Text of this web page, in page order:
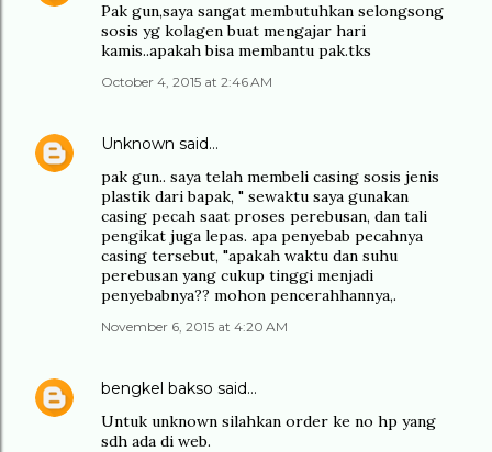
Pak gun,saya sangat membutuhkan selongsong
sosis yg kolagen buat mengajar hari
kamis..apakah bisa membantu pak.tks
October 4, 2015 at 2:46 AM
Unknown said…
pak gun.. saya telah membeli casing sosis jenis
plastik dari bapak, " sewaktu saya gunakan
casing pecah saat proses perebusan, dan tali
pengikat juga lepas. apa penyebab pecahnya
casing tersebut, "apakah waktu dan suhu
perebusan yang cukup tinggi menjadi
penyebabnya?? mohon pencerahhannya,.
November 6, 2015 at 4:20 AM
bengkel bakso said…
Untuk unknown silahkan order ke no hp yang
sdh ada di web.